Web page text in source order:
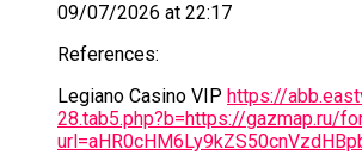
09/07/2026 at 22:17
References:
Legiano Casino VIP https://
28.tab5.php?b=https://gazmap.ru/